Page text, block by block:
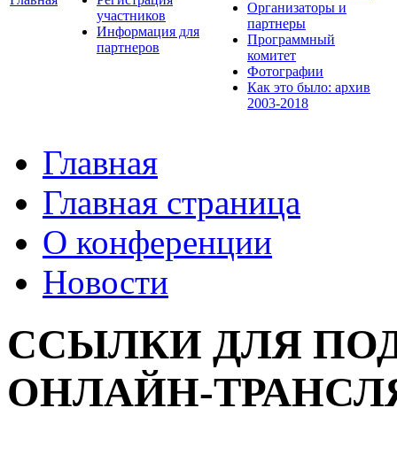
участников
Информация для
партнеров
Организаторы и
партнеры
Программный
комитет
Фотографии
Как это было: архив
2003-2018
Главная
Главная страница
О конференции
Новости
ССЫЛКИ ДЛЯ
ОНЛАЙН-